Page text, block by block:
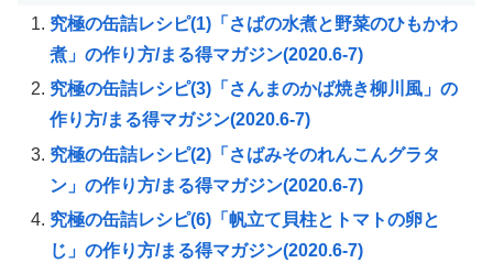
究極の缶詰レシピ(1)「さばの水煮と野菜のひもかわ
煮」の作り方/まる得マガジン(2020.6-7)
究極の缶詰レシピ(3)「さんまのかば焼き柳川風」の
作り方/まる得マガジン(2020.6-7)
究極の缶詰レシピ(2)「さばみそのれんこんグラタ
ン」の作り方/まる得マガジン(2020.6-7)
究極の缶詰レシピ(6)「帆立て貝柱とトマトの卵と
じ」の作り方/まる得マガジン(2020.6-7)